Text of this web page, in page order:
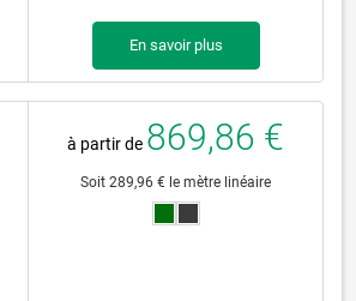
En savoir plus
à partir de 869,86 €
Soit 289,96 € le mètre linéaire